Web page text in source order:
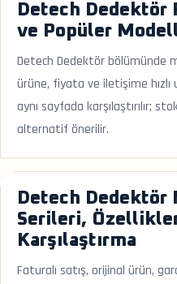
Detech Dedektör
ve Popüler
Detech Dedektör bölümünde
ürüne, fiyata ve iletişime hızlı
aynı sayfada karşılaştırılır;
alternatif önerilir.
Detech Dedektör
Serileri,
Karşılaştırma
Faturalı satış, orijinal ürün,